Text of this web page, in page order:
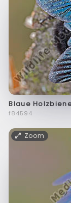
Blaue
f84594
Zoom